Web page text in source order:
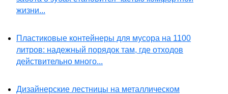
жизни...
Пластиковые контейнеры для мусора на 1100
литров: надежный порядок там, где отходов
действительно много...
Дизайнерские лестницы на металлическом